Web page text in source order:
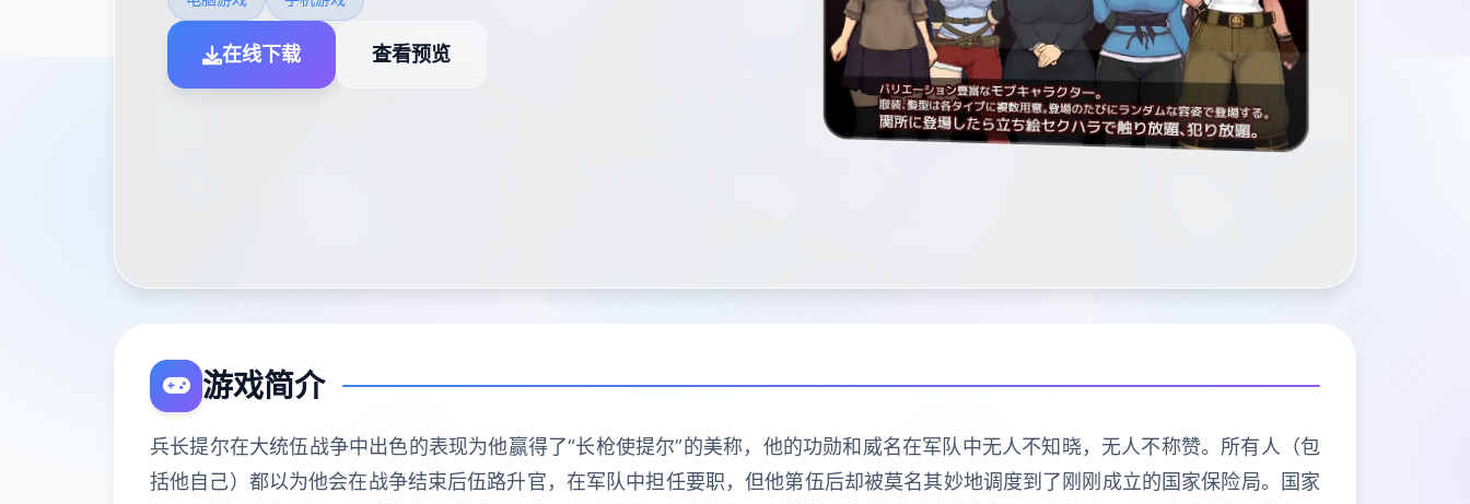
在线下载 查看预览
游戏简介
兵长提尔在大统伍战争中出色的表现为他赢得了“长枪使提尔”的美称，他的功勋和威名在军队中无人不知晓，无人不称赞。所有人（包
括他自己）都以为他会在战争结束后伍路升官，在军队中担任要职，但他第伍后却被莫名其妙地调度到了刚刚成立的国家保险局。国家